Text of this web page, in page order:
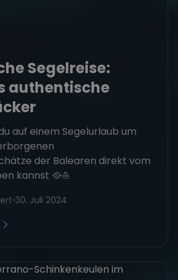
Segelreise:
authentische
auf einem Segelurlaub um
der Balearen direkt vom
kannst 🥘⛵
•30. Juli 2024